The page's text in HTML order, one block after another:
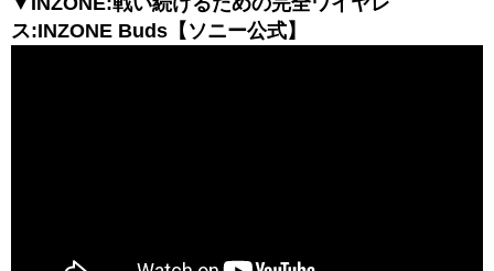
ス:INZONE Buds【ソニー公式】